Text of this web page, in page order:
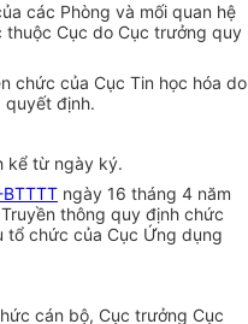
các Phòng và mối quan hệ
Cục do Cục trưởng quy
chức của Cục Tin học hóa do
quyết định.
kể từ ngày ký.
ngày 16 tháng 4 năm
thông quy định chức
tổ chức của Cục Ứng dụng
cán bộ, Cục trưởng Cục